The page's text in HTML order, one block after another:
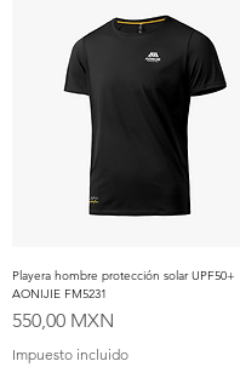
Playera hombre protección solar UPF50+
AONIJIE FM5231
Precio
550,00 MXN
Impuesto incluido